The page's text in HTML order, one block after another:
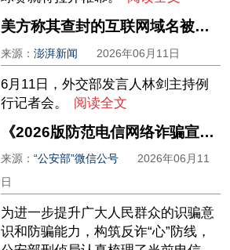
美方称其查封的互联网域名被中国情报部门利用，外交部回应
来源：澎湃新闻 2026年06月11日
6月11日，外交部发言人林剑主持例
行记者会。
阅读全文
《2026版防范电信网络诈骗宣传手册》发布
来源：“公安部”微信公号
2026年06月11
日
为进一步提升广大人民群众的识骗意
识和防骗能力，构筑反诈“心”防线，